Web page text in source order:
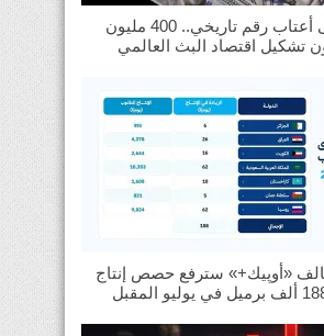
نتفليكس على أعتاب رقم تاريخي.. 400 مليون
تشكيل اقتصاد البث العالمي
«أوپيك+» سترفع حصص إنتاج